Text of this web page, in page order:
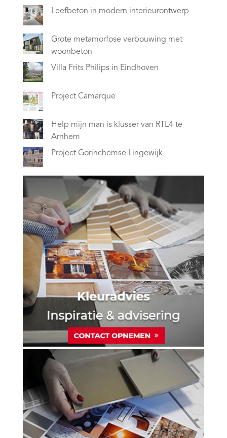
Leefbeton in modern interieurontwerp
Grote metamorfose verbouwing met
woonbeton
Villa Frits Philips in Eindhoven
Project Camarque
Help mijn man is klusser van RTL4 te
Arnhem
Project Gorinchemse Lingewijk